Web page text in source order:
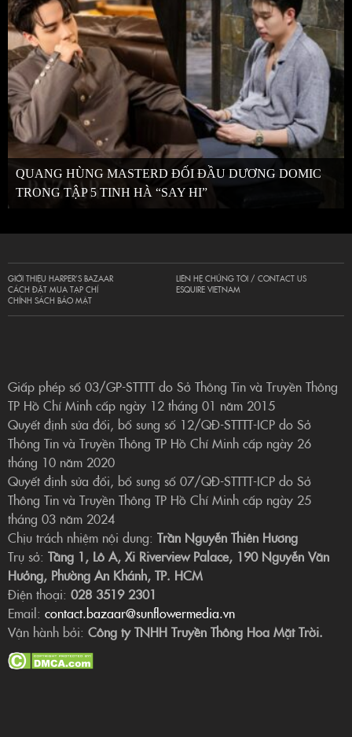
QUANG HÙNG MASTERD ĐỐI ĐẦU DƯƠNG DOMIC
TRONG TẬP 5 TINH HÀ “SAY HI”
GIỚI THIỆU HARPER’S BAZAAR
CÁCH ĐẶT MUA TẠP CHÍ
CHÍNH SÁCH BẢO MẬT
LIÊN HỆ CHÚNG TÔI / CONTACT US
ESQUIRE VIETNAM
Giấp phép số 03/GP-STTTT do Sở Thông Tin và Truyền Thông
TP Hồ Chí Minh cấp ngày 12 tháng 01 năm 2015
Quyết định sửa đổi, bổ sung số 12/QĐ-STTTT-ICP do Sở
Thông Tin và Truyền Thông TP Hồ Chí Minh cấp ngày 26
tháng 10 năm 2020
Quyết định sửa đổi, bổ sung số 07/QĐ-STTTT-ICP do Sở
Thông Tin và Truyền Thông TP Hồ Chí Minh cấp ngày 25
tháng 03 năm 2024
Chịu trách nhiệm nội dung: Trần Nguyễn Thiên Hương
Trụ sở: Tầng 1, Lô A, Xi Riverview Palace, 190 Nguyễn Văn
Hưởng, Phường An Khánh, TP. HCM
Điện thoại: 028 3519 2301
Email: contact.bazaar@sunflowermedia.vn
Vận hành bởi: Công ty TNHH Truyền Thông Hoa Mặt Trời.